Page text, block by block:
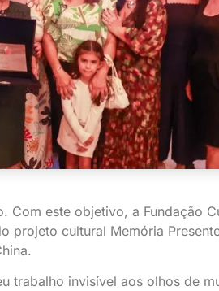
Com este objetivo, a Fundação
projeto cultural Memória
trabalho invisível aos olhos de